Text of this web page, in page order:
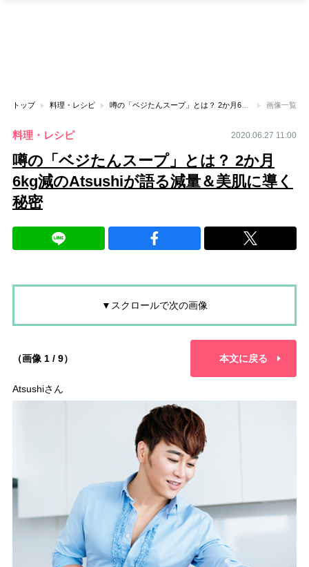
トップ 料理・レシピ 噂の「ベジたんスープ」とは？ 2か月6kg減のAtsushiが語る減量＆美肌に導く秘密 画像一覧
料理・レシピ 2020.06.27 11:00
噂の「ベジたんスープ」とは？ 2か月
6kg減のAtsushiが語る減量＆美肌に導く
秘密
▼スクロールで次の画像
（画像 1 / 9） 本文に戻る
Atsushiさん